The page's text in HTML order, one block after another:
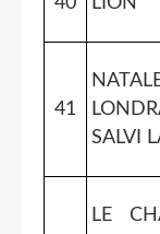
41
SALVI
LE